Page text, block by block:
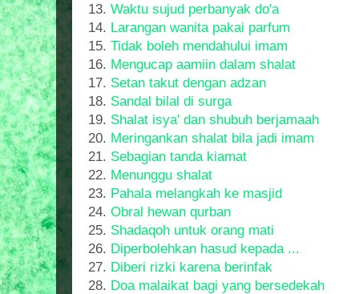
13. Waktu sujud perbanyak do'a
14. Larangan wanita pakai parfum
15. Tidak boleh mendahului imam
16. Mengucap aamiin dalam shalat
17. Setan takut dengan adzan
18. Sandal bilal di surga
19. Shalat isya' dan shubuh berjamaah
20. Meringankan shalat bila jadi imam
21. Sebagian tanda kiamat
22. Menunggu shalat
23. Pahala melangkah ke masjid
24. Obral hewan qurban
25. Shadaqoh untuk orang mati
26. Diperbolehkan hasud kepada ...
27. Diberi rizki karena berinfak
28. Doa malaikat bagi yang bersedekah